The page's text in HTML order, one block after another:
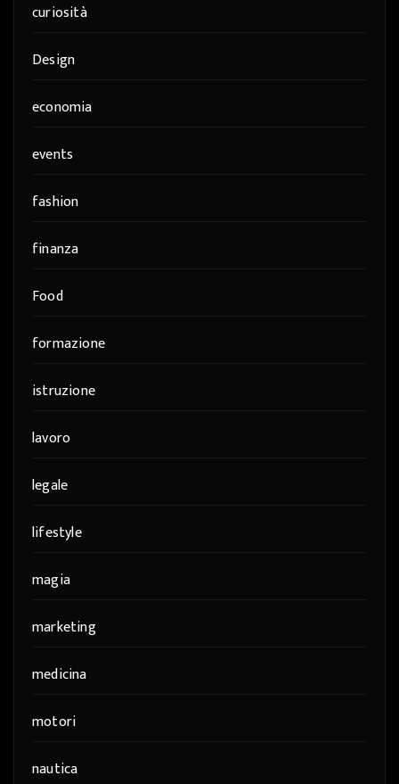
curiosità
Design
economia
events
fashion
finanza
Food
formazione
istruzione
lavoro
legale
lifestyle
magia
marketing
medicina
motori
nautica